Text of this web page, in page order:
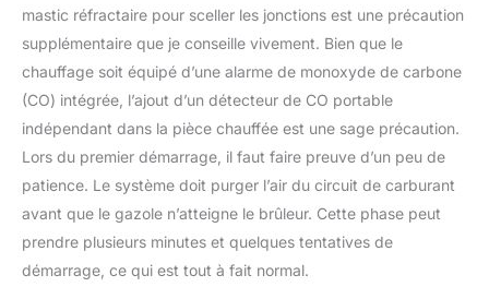
minimiser le bruit,
fonctionnant à ≤ 75 dB.
Profitez d'un sommeil
chaud et ininterrompu
pendant les séjours en
camping-car ou en
camping en plein air, à
l'abri du froid. Options de
contrôle intelligentes :
notre chauffage de
voiture diesel est équipé
de 3 méthodes de
mastic réfractaire pour sceller les jonctions est une précaution
supplémentaire que je conseille vivement. Bien que le
chauffage soit équipé d’une alarme de monoxyde de carbone
(CO) intégrée, l’ajout d’un détecteur de CO portable
indépendant dans la pièce chauffée est une sage précaution.
Lors du premier démarrage, il faut faire preuve d’un peu de
patience. Le système doit purger l’air du circuit de carburant
avant que le gazole n’atteigne le brûleur. Cette phase peut
prendre plusieurs minutes et quelques tentatives de
démarrage, ce qui est tout à fait normal.